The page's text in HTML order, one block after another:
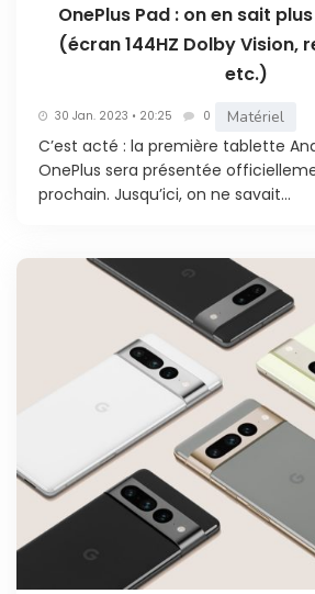
OnePlus Pad : on en sait
(écran 144HZ Dolby Vision,
etc.)
30 Jan. 2023 • 20:25 0 Matériel
C’est acté : la première tablette
OnePlus sera présentée
prochain. Jusqu’ici, on ne savait...